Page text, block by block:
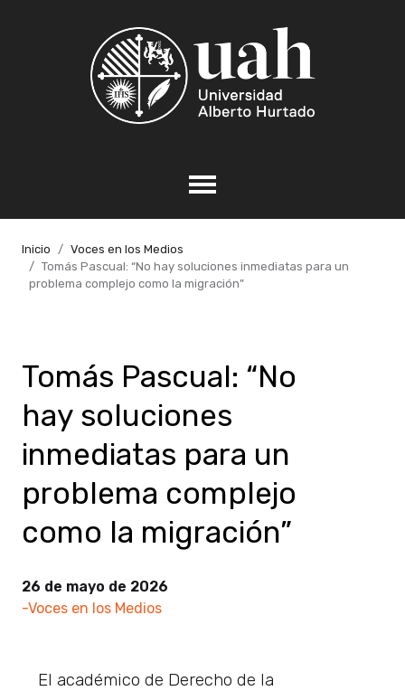
Inicio
Voces en los Medios
Tomás Pascual: “No hay soluciones inmediatas para un
problema complejo como la migración”
Tomás Pascual: “No
hay soluciones
inmediatas para un
problema complejo
como la migración”
26 de mayo de 2026
-Voces en los Medios
El académico de Derecho de la